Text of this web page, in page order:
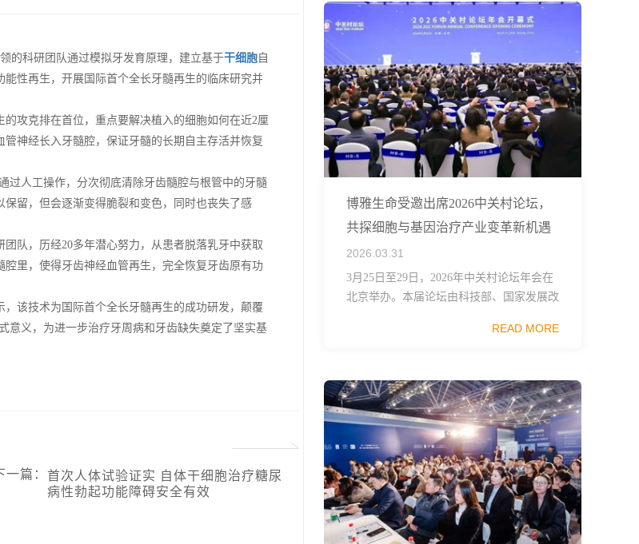
的科研团队通过模拟牙发育原理，建立基于干细胞 自
性再生，开展国际首个全长牙髓再生的临床研究并
攻克排在首位，重点要解决植入的细胞如何在近2厘
神经长入牙髓腔，保证牙髓的长期自主存活并恢复
过人工操作，分次彻底清除牙齿髓腔与根管中的牙髓
留，但会逐渐变得脆裂和变色，同时也丧失了感
队，历经20多年潜心努力，从患者脱落乳牙中获取
里，使得牙齿神经血管再生，完全恢复牙齿原有功
该技术为国际首个全长牙髓再生的成功研发，颠覆
意义，为进一步治疗牙周病和牙齿缺失奠定了坚实基
一篇 ： 首次人体试验证实 自体干细胞治疗糖尿
病性勃起功能障碍安全有效
博雅生命受邀出席2026中关村论坛，
共探细胞与基因治疗产业变革新机遇
2026.03.31
3月25日至29日，2026年中关村论坛年会在
北京举办。本届论坛由科技部、国家发展改
国科学院、中国工程院、中国科协和北京市
READ MORE